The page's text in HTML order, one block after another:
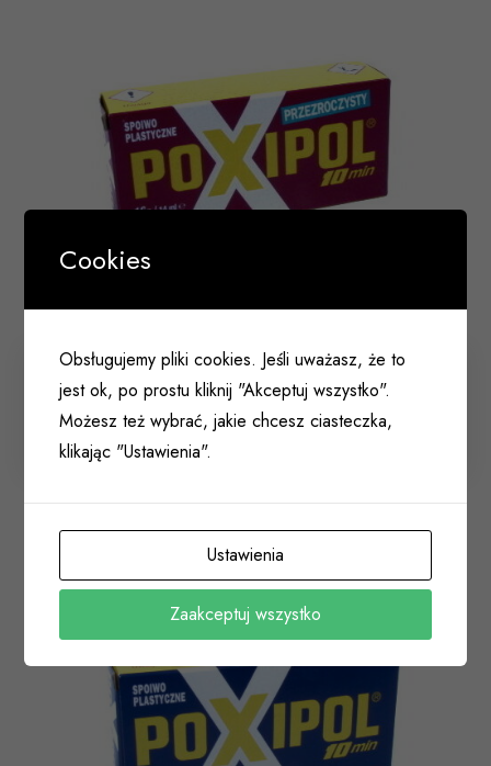
Klej dwuskładnikowy POXIPOL przeźroczysty 16g
/14ml
048 006
Cookies
Obsługujemy pliki cookies. Jeśli uważasz, że to
jest ok, po prostu kliknij "Akceptuj wszystko".
Możesz też wybrać, jakie chcesz ciasteczka,
klikając "Ustawienia".
Ustawienia
Zaakceptuj wszystko